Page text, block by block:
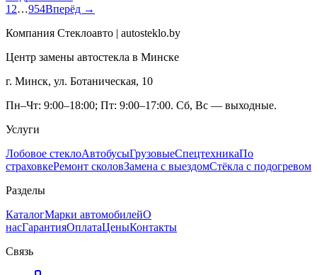
1 2…954Вперёд →
Компания Стеклоавто | autosteklo.by
Центр замены автостекла в Минске
г. Минск, ул. Ботаническая, 10
Пн–Чт: 9:00–18:00; Пт: 9:00–17:00. Сб, Вс — выходные.
Услуги
Лобовое стеклоАвтобусыГрузовыеСпецтехникаПо
страховкеРемонт сколовЗамена с выездомСтёкла с подогревом
Разделы
КаталогМарки автомобилейО
насГарантияОплатаЦеныКонтакты
Связь